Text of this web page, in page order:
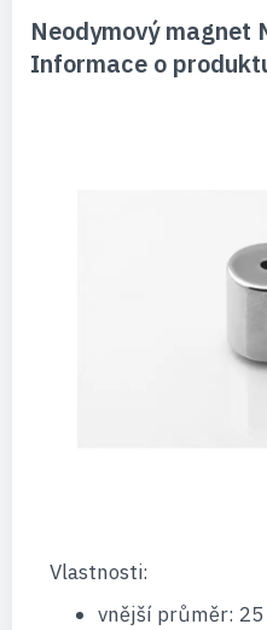
Neodymový magnet
Informace o
Vlastnosti:
vnější průměr: